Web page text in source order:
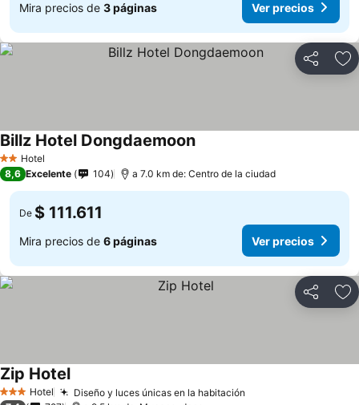
Mira precios de 3 páginas Ver precios
Compartir
2 Estrellas
Hotel
Billz Hotel Dongdaemoon
8,6 Excelente 104 a 7.0 km de: Centro de la ciudad
De $ 111.611
Mira precios de 6 páginas Ver precios
Compartir
3 Estrellas
Hotel Diseño y luces únicas en la habitación
Zip Hotel